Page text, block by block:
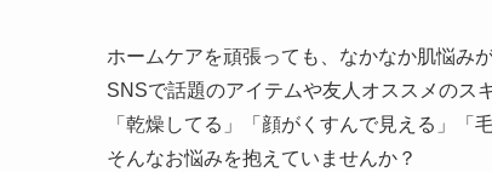
ホームケアを頑張っても、なかなか肌悩み
SNSで話題のアイテムや友人オススメのス
「乾燥してる」「顔がくすんで見える」「
そんなお悩みを抱えていませんか？